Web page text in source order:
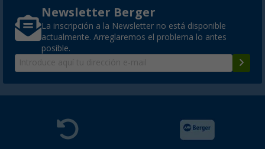
Newsletter Berger
La inscripción a la Newsletter no está disponible
actualmente. Arreglaremos el problema lo antes
posible.